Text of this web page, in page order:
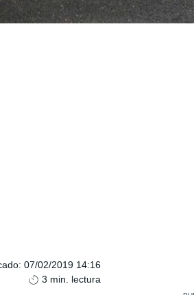
: 07/02/2019 14:16
3 min. lectura